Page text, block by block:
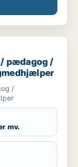
/
pædagog /
/
mv.